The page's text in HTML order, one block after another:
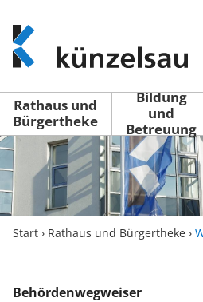
www.kuenzelsau.de
(zur
Startseite)
Rathaus und
Bürgertheke
Bildung
und
Betreuung
Start › Rathaus und Bürgertheke ›
Behördenwegweiser